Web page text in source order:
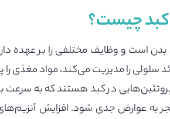
کبد چیست؟
است و وظایف مختلفی را بر عهده
سلولی را مدیریت می‌کند، مواد مغذی
در کبد هستند که به
به عوارض جدی شود. افزایش